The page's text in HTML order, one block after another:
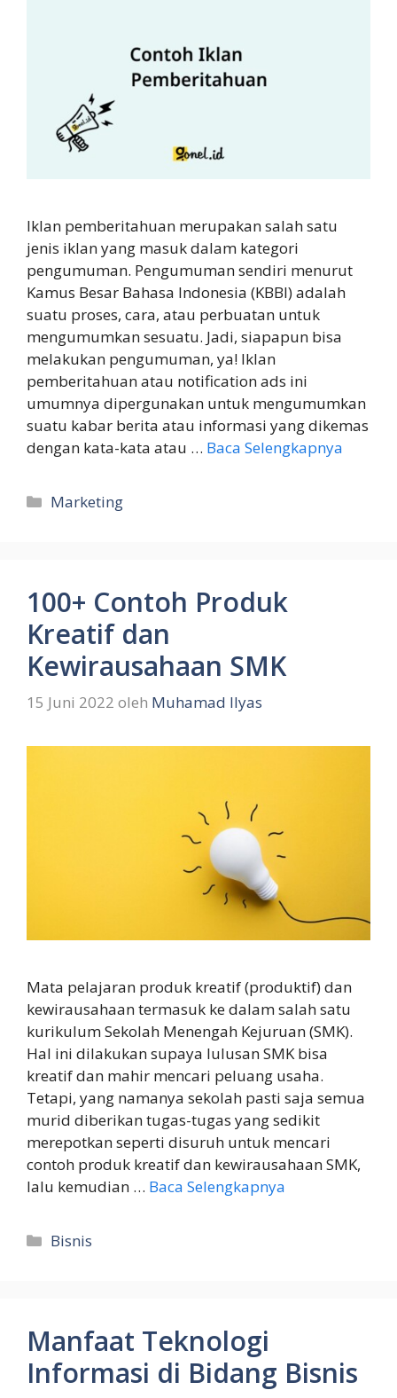
Iklan pemberitahuan merupakan salah satu
jenis iklan yang masuk dalam kategori
pengumuman. Pengumuman sendiri menurut
Kamus Besar Bahasa Indonesia (KBBI) adalah
suatu proses, cara, atau perbuatan untuk
mengumumkan sesuatu. Jadi, siapapun bisa
melakukan pengumuman, ya! Iklan
pemberitahuan atau notification ads ini
umumnya dipergunakan untuk mengumumkan
suatu kabar berita atau informasi yang dikemas
dengan kata-kata atau … Baca Selengkapnya
Kategori
Marketing
100+ Contoh Produk
Kreatif dan
Kewirausahaan SMK
15 Juni 2022 oleh Muhamad Ilyas
Mata pelajaran produk kreatif (produktif) dan
kewirausahaan termasuk ke dalam salah satu
kurikulum Sekolah Menengah Kejuruan (SMK).
Hal ini dilakukan supaya lulusan SMK bisa
kreatif dan mahir mencari peluang usaha.
Tetapi, yang namanya sekolah pasti saja semua
murid diberikan tugas-tugas yang sedikit
merepotkan seperti disuruh untuk mencari
contoh produk kreatif dan kewirausahaan SMK,
lalu kemudian … Baca Selengkapnya
Kategori
Bisnis
Manfaat Teknologi
Informasi di Bidang Bisnis